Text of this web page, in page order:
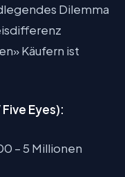
Dilemma
Käufern ist
Eyes):
– 5 Millionen